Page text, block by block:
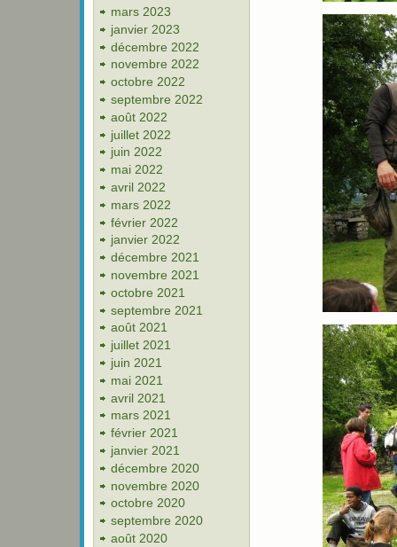
mars 2023
janvier 2023
décembre 2022
novembre 2022
octobre 2022
septembre 2022
août 2022
juillet 2022
juin 2022
mai 2022
avril 2022
mars 2022
février 2022
janvier 2022
décembre 2021
novembre 2021
octobre 2021
septembre 2021
août 2021
juillet 2021
juin 2021
mai 2021
avril 2021
mars 2021
février 2021
janvier 2021
décembre 2020
novembre 2020
octobre 2020
septembre 2020
août 2020